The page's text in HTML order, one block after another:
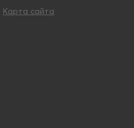
Карта сайта